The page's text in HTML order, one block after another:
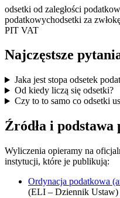
odsetki od zaległości
podatkowychodsetki za
PIT VAT
Najczęstsze
Jaka jest stopa odsetek
Od kiedy liczą się odsetki?
Czy to to samo co odsetki
Źródła i podstawa
Wyliczenia opieramy na
instytucji, które je publikują:
Ordynacja podatkowa
(ELI – Dziennik Ustaw)